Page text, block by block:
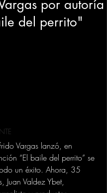
por autoría
del perrito"
Vargas lanzó, en
“El baile del perrito” se
un éxito. Ahora, 35
Juan Valdez Ybet,